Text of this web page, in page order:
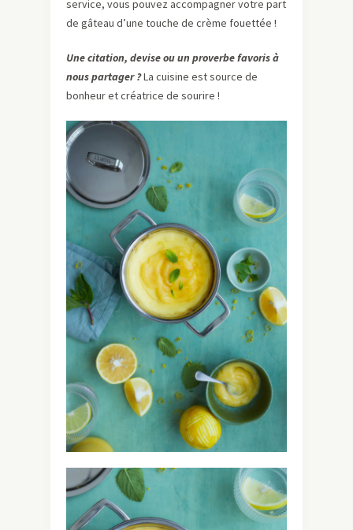
service, vous pouvez accompagner votre part
de gâteau d’une touche de crème fouettée !
Une citation, devise ou un proverbe favoris à
nous partager ?La cuisine est source de
bonheur et créatrice de sourire !